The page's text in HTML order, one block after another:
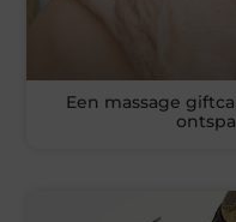
Een massage